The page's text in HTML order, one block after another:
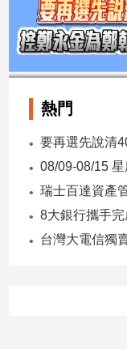
星
座/
命
康/
感
情
熱門